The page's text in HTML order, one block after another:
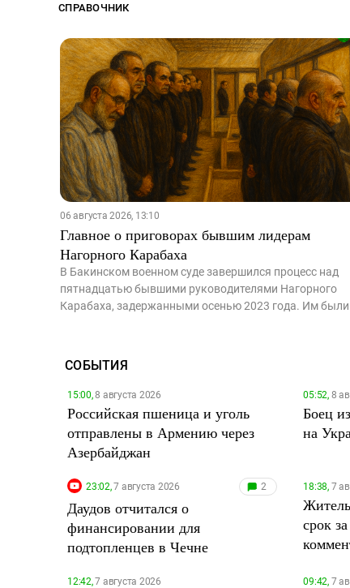
СПРАВОЧНИК
06 августа 2026, 13:10
Главное о приговорах бывшим лидерам
Нагорного Карабаха
В Бакинском военном суде завершился процесс над
пятнадцатью бывшими руководителями Нагорного
Карабаха, задержанными осенью 2023 года. Им
СОБЫТИЯ
15:00,8 августа 2026
Российская пшеница и уголь
отправлены в Армению через
Азербайджан
05:52,8
Боец
на
23:02,7 августа 2026 2
Даудов отчитался о
финансировании для
подтопленцев в Чечне
18:38,7
срок
12:42,7 августа 2026 09:42,7